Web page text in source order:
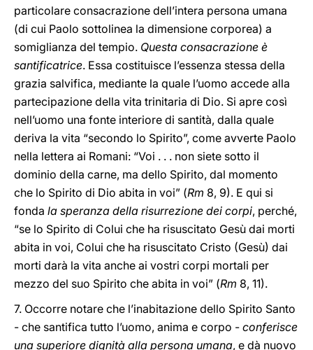
particolare consacrazione dell’intera persona umana
(di cui Paolo sottolinea la dimensione corporea) a
somiglianza del tempio. Questa consacrazione è
santificatrice. Essa costituisce l’essenza stessa della
grazia salvifica, mediante la quale l’uomo accede alla
partecipazione della vita trinitaria di Dio. Si apre così
nell’uomo una fonte interiore di santità, dalla quale
deriva la vita “secondo lo Spirito”, come avverte Paolo
nella lettera ai Romani: “Voi . . . non siete sotto il
dominio della carne, ma dello Spirito, dal momento
che lo Spirito di Dio abita in voi” (Rm 8, 9). E qui si
fonda la speranza della risurrezione dei corpi, perché,
“se lo Spirito di Colui che ha risuscitato Gesù dai morti
abita in voi, Colui che ha risuscitato Cristo (Gesù) dai
morti darà la vita anche ai vostri corpi mortali per
mezzo del suo Spirito che abita in voi” (Rm 8, 11).
7. Occorre notare che l’inabitazione dello Spirito Santo
- che santifica tutto l’uomo, anima e corpo - conferisce
una superiore dignità alla persona umana, e dà nuovo